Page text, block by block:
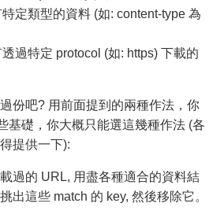
定類型的資料 (如: content-type 為
過特定 protocol (如: https) 下載的
份吧? 用前面提到的兩種作法，你
基礎，你大概只能選這幾種作法 (各
提供一下):
過的 URL, 用盡各種適合的資料結
出這些 match 的 key, 然後移除它。